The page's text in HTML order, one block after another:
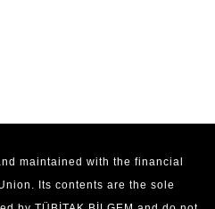
maintained with the financial
Its contents are the sole